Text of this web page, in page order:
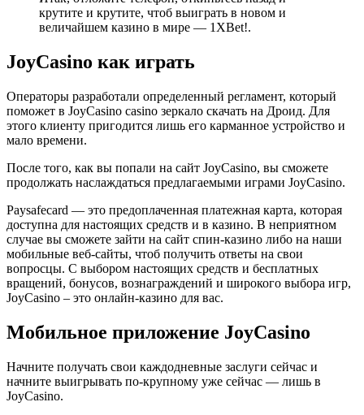
крутите и крутите, чтоб выиграть в новом и
величайшем казино в мире — 1XBet!.
JoyCasino как играть
Операторы разработали определенный регламент, который
поможет в JoyCasino casino зеркало скачать на Дроид. Для
этого клиенту пригодится лишь его карманное устройство и
мало времени.
После того, как вы попали на сайт JoyCasino, вы сможете
продолжать наслаждаться предлагаемыми играми JoyCasino.
Paysafecard — это предоплаченная платежная карта, которая
доступна для настоящих средств и в казино. В неприятном
случае вы сможете зайти на сайт спин-казино либо на наши
мобильные веб-сайты, чтоб получить ответы на свои
вопросцы. С выбором настоящих средств и бесплатных
вращений, бонусов, вознаграждений и широкого выбора игр,
JoyCasino – это онлайн-казино для вас.
Мобильное приложение JoyCasino
Начните получать свои каждодневные заслуги сейчас и
начните выигрывать по-крупному уже сейчас — лишь в
JoyCasino.